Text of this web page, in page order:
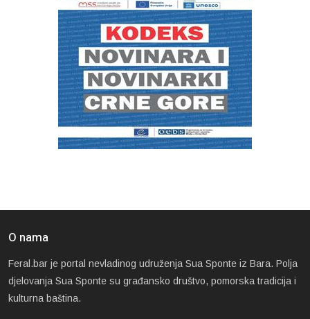
O nama
Feral.bar je portal nevladinog udruženja Sua Sponte iz Bara. Polja
djelovanja Sua Sponte su građansko društvo, pomorska tradicija i
kulturna baština.